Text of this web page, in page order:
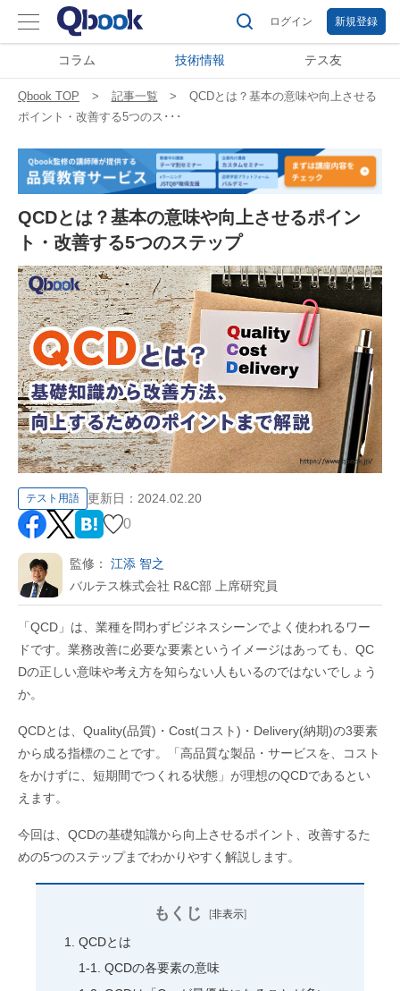
ログイン 新規登録
コラム 技術情報 テス友
Qbook TOP 記事一覧
QCDとは？基本の意味や向上させる
ポイント・改善する5つのス･･･
QCDとは？基本の意味や向上させるポイン
ト・改善する5つのステップ
テスト用語 更新日： 2024.02.20
0
監修： 江添 智之
バルテス株式会社 R&C部 上席研究員
「 QCD 」は、業種を問わずビジネスシーンでよく使われるワー
ドです。業務改善に必要な要素というイメージはあっても、 QC
Dの正しい意味や考え方を知らない人もいるのではないでしょう
か。
QCDとは、 Quality(品質) ・ Cost(コスト) ・ Delivery(納期)の3要素
から成る指標のことです。「高品質な製品・サービスを、コスト
をかけずに、短期間でつくれる状態」が理想のQCDであるとい
えます。
今回は、 QCDの基礎知識から向上させるポイント、改善するた
めの5つのステップまでわかりやすく解説します。
もくじ [非表示]
QCDとは
QCDの各要素の意味